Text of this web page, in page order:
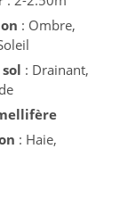
: Ombre,
: Drainant,
: Haie,